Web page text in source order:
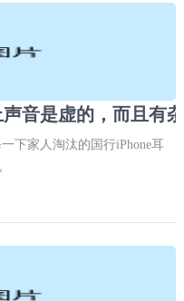
下家人淘汰的国行iPhone耳